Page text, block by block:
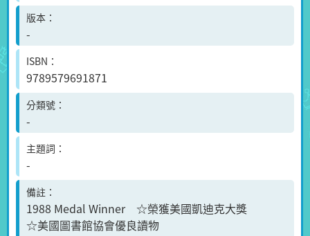
版本
-
ISBN
9789579691871
分類號
-
主題詞
-
備註
1988 Medal Winner ☆榮獲美國凱迪克大獎
☆美國圖書館協會優良讀物